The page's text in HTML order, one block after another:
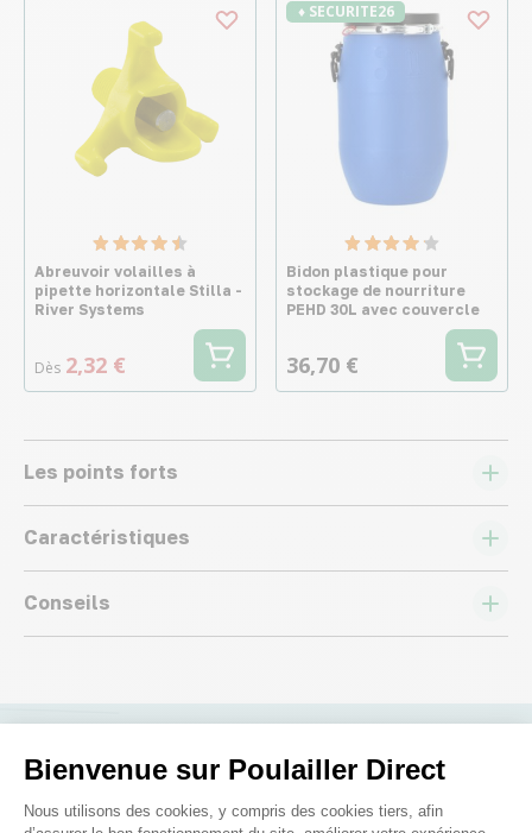
Bienvenue sur Poulailler Direct
Plateforme de Gestion du
Nous utilisons des cookies, y compris des cookies tiers, afin
Abreuvoir volailles à
pipette horizontale Stilla -
River Systems
Dès 2,32 €
♦ SECURITE26
Bidon plastique pour
stockage de nourriture
PEHD 30L avec couvercle
36,70 €
Les points forts
Caractéristiques
Conseils
Nous répondons à toutes vos
questions ;)